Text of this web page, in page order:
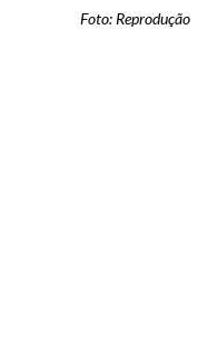
Foto: Reprodução